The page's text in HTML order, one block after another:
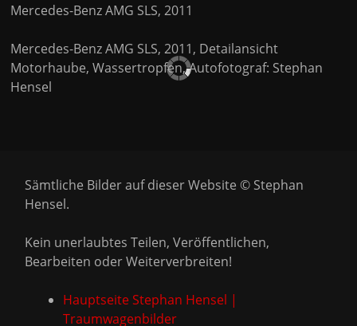
Mercedes-Benz AMG SLS, 2011
Mercedes-Benz AMG SLS, 2011, Detailansicht
Motorhaube, Wassertropfen, Autofotograf: Stephan
Hensel
Sämtliche Bilder auf dieser Website © Stephan
Hensel.
Kein unerlaubtes Teilen, Veröffentlichen,
Bearbeiten oder Weiterverbreiten!
Hauptseite Stephan Hensel |
Traumwagenbilder